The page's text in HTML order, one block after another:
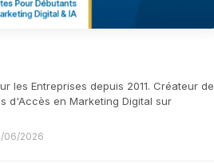
les Entreprises depuis 2011. Créateur de
d'Accès en Marketing Digital sur
06/2026